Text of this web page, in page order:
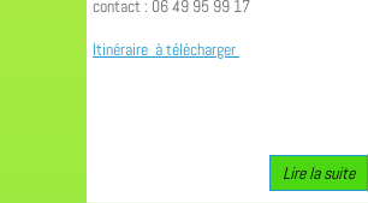
contact : 06 49 95 99 17
Itinéraire à télécharger
Lire la suite